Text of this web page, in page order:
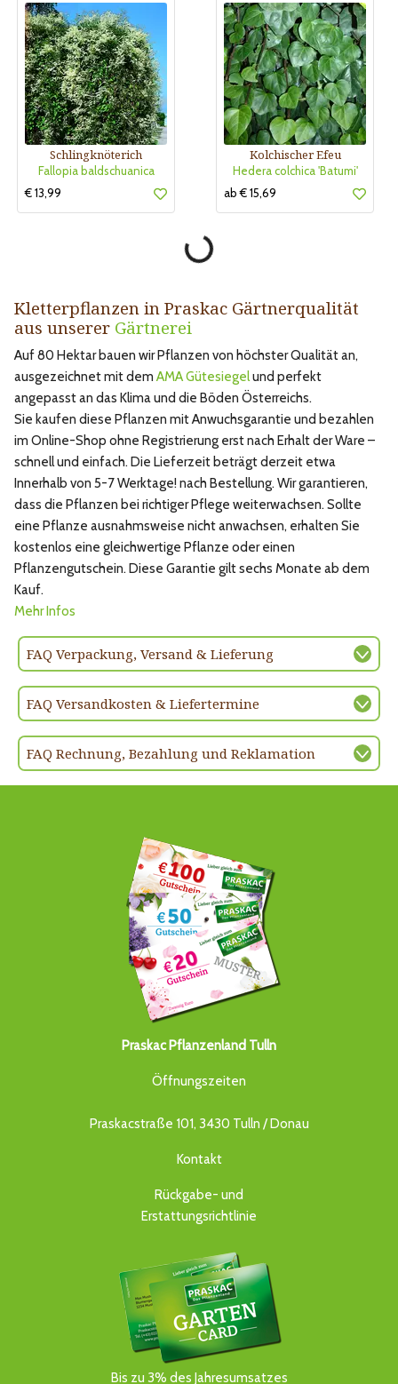
Schlingknöterich
Fallopia baldschuanica
€ 13,99
Kolchischer Efeu
Hedera colchica 'Batumi'
ab € 15,69
Kletterpflanzen in Praskac Gärtnerqualität
aus unserer Gärtnerei
Auf 80 Hektar bauen wir Pflanzen von höchster Qualität an,
ausgezeichnet mit dem AMA Gütesiegelund perfekt
angepasst an das Klima und die Böden Österreichs.
Sie kaufen diese Pflanzen mit Anwuchsgarantie und bezahlen
im Online-Shop ohne Registrierung erst nach Erhalt der Ware –
schnell und einfach. Die Lieferzeit beträgt derzeit etwa
Innerhalb von 5-7 Werktage! nach Bestellung. Wir garantieren,
dass die Pflanzen bei richtiger Pflege weiterwachsen. Sollte
eine Pflanze ausnahmsweise nicht anwachsen, erhalten Sie
kostenlos eine gleichwertige Pflanze oder einen
Pflanzengutschein. Diese Garantie gilt sechs Monate ab dem
Kauf.
Mehr Infos
FAQ Verpackung, Versand & Lieferung
FAQ Versandkosten & Liefertermine
FAQ Rechnung, Bezahlung und Reklamation
Praskac Pflanzenland Tulln
Öffnungszeiten
Praskacstraße 101, 3430 Tulln / Donau
Kontakt
Rückgabe- und
Erstattungsrichtlinie
Bis zu 3% des Jahresumsatzes